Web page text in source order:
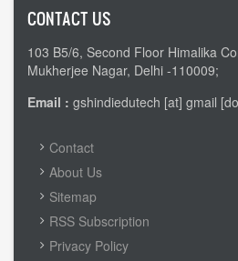
CONTACT US
103 B5/6, Second Floor Himalika
Mukherjee Nagar, Delhi -110009;
Email : gshindiedutech [at] gmail
FOOTER
MENU
Contact
About Us
Sitemap
RSS Subscription
Privacy Policy